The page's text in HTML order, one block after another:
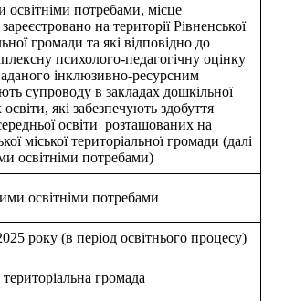
освітніми потребами, місце
на території Рівненської
громади та які відповідно до
психолого-педагогічну оцінку
інклюзивно-ресурсним
супроводу в закладах дошкільної
освіти, які забезпечують здобуття
освіти розташованих на
міської територіальної громади (далі
освітніми потребами)
освітніми потребами
року (в період освітнього процесу)
громада